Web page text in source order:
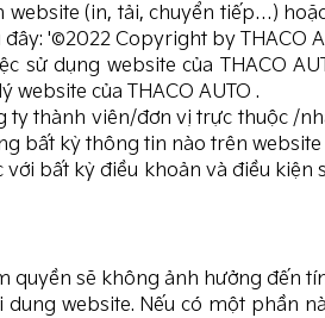
(in, tải, chuyển tiếp…)
'©2022 Copyright by THACO
dụng website của THACO
của THACO AUTO .
thành viên/đơn vị trực thuộc /
bất kỳ thông tin nào trên
bất kỳ điều khoản và điều
sẽ không ảnh hưởng đến
website. Nếu có một phần